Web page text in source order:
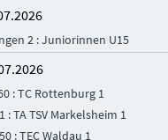
2 : Juniorinnen U15
: TC Rottenburg 1
: TA TSV Markelsheim 1
: TEC Waldau 1